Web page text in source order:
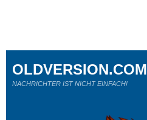
OLDVERSION.COM
NACHRICHTER IST NICHT EINFACH!